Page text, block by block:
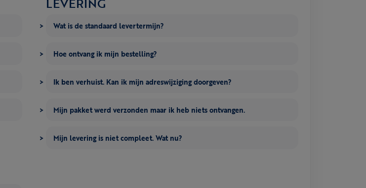
Wat is de standaard levertermijn?
Hoe ontvang ik mijn bestelling?
Ik ben verhuist. Kan ik mijn adreswijziging doorgeven?
Mijn pakket werd verzonden maar ik heb niets ontvangen.
Mijn levering is niet compleet. Wat nu?